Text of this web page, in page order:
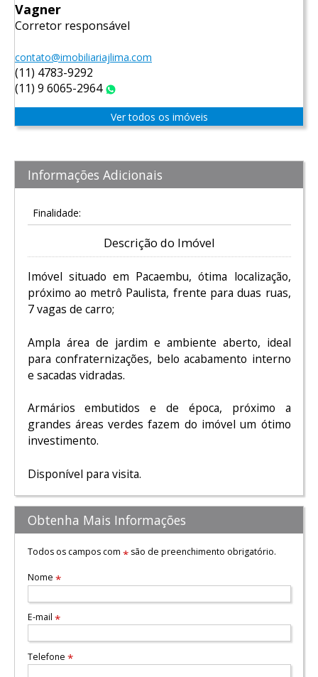
Vagner
Corretor responsável
contato@imobiliariajlima.com
(11) 4783-9292
(11) 9 6065-2964
Ver todos os imóveis
Informações Adicionais
Finalidade:
Descrição do Imóvel
Imóvel situado em Pacaembu, ótima localização,
próximo ao metrô Paulista, frente para duas ruas,
7 vagas de carro;
Ampla área de jardim e ambiente aberto, ideal
para confraternizações, belo acabamento interno
e sacadas vidradas.
Armários embutidos e de época, próximo a
grandes áreas verdes fazem do imóvel um ótimo
investimento.
Disponível para visita.
Obtenha Mais Informações
Todos os campos com *são de preenchimento obrigatório.
Nome *
E-mail *
Telefone *